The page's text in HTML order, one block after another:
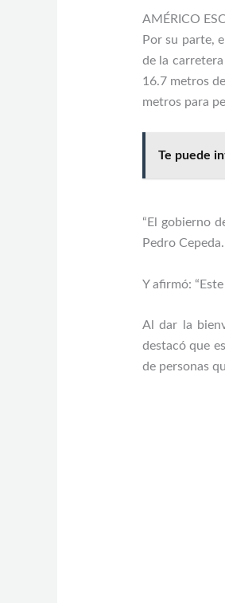
AMÉRICO
Por su parte,
de la
16.7 metros
metros para
Te puede
“El gobierno
Pedro Cepeda.
Y afirmó:
Al dar la
destacó que
de personas